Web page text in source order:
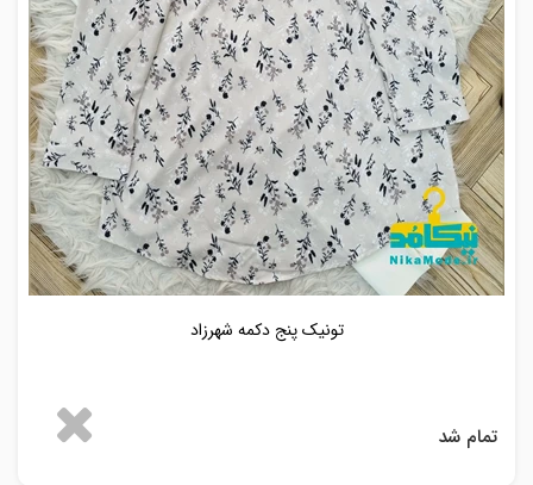
تونیک پنج دکمه شهرزاد
تمام شد